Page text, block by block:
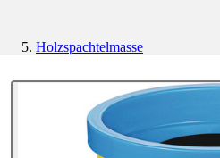
Holzspachtelmasse